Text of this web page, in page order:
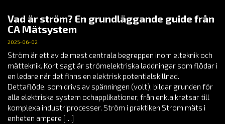
Vad är ström? En grundläggande guide från
CA Mätsystem
2025-06-02
Ström är ett av de mest centrala begreppen inom elteknik och
mätteknik. Kort sagt är strömelektriska laddningar som flödar i
en ledare när det finns en elektrisk potentialskillnad.
Dettaflöde, som drivs av spänningen (volt), bildar grunden för
alla elektriska system ochapplikationer, från enkla kretsar till
komplexa industriprocesser. Ström i praktiken Ström mäts i
enheten ampere […]